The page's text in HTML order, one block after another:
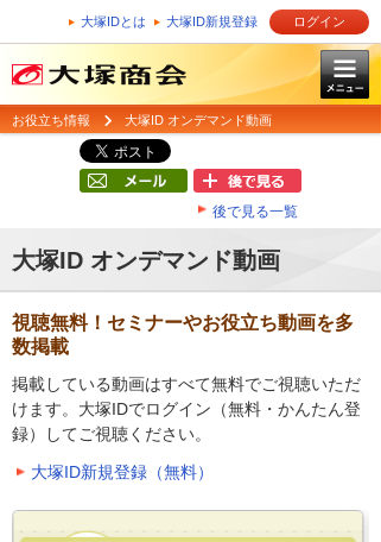
大塚IDとは 大塚ID新規登録 ログイン
お役立ち情報 大塚ID オンデマンド動画
後で見る一覧
大塚ID オンデマンド動画
視聴無料！セミナーやお役立ち動画を多
数掲載
掲載している動画はすべて無料でご視聴いただ
けます。大塚IDでログイン（無料・かんたん登
録）してご視聴ください。
大塚ID新規登録（無料）